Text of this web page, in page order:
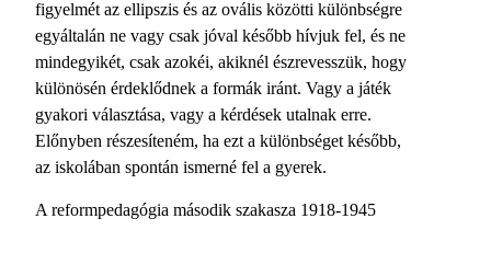
figyelmét az ellipszis és az ovális közötti különbségre
egyáltalán ne vagy csak jóval később hívjuk fel, és ne
mindegyikét, csak azokéi, akiknél észrevesszük, hogy
különösén érdeklődnek a formák iránt. Vagy a játék
gyakori választása, vagy a kérdések utalnak erre.
Előnyben részesíteném, ha ezt a különbséget később,
az iskolában spontán ismerné fel a gyerek.
A reformpedagógia második szakasza 1918-1945